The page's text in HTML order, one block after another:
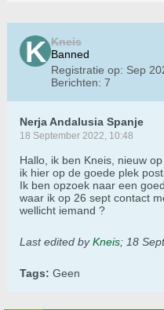
Kneis
Banned
Registratie op: Sep
Berichten: 7
Nerja Andalusia Spanje
18 September 2022, 10:48
Hallo, ik ben Kneis, nieuw
ik hier op de goede plek post.
Ik ben opzoek naar een
waar ik op 26 sept contact
wellicht iemand ?
Last edited byKneis; 18
Tags: Geen